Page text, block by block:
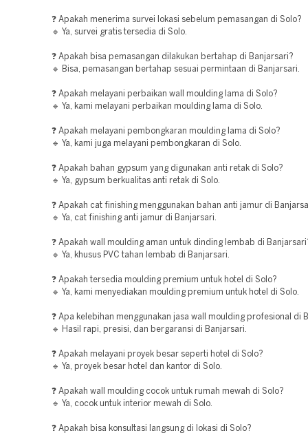
❓ Apakah menerima survei lokasi sebelum pemasangan di Solo?
🔹 Ya, survei gratis tersedia di Solo.
❓ Apakah bisa pemasangan dilakukan bertahap di Banjarsari?
🔹 Bisa, pemasangan bertahap sesuai permintaan di Banjarsari.
❓ Apakah melayani perbaikan wall moulding lama di Solo?
🔹 Ya, kami melayani perbaikan moulding lama di Solo.
❓ Apakah melayani pembongkaran moulding lama di Solo?
🔹 Ya, kami juga melayani pembongkaran di Solo.
❓ Apakah bahan gypsum yang digunakan anti retak di Solo?
🔹 Ya, gypsum berkualitas anti retak di Solo.
❓ Apakah cat finishing menggunakan bahan anti jamur di
🔹 Ya, cat finishing anti jamur di Banjarsari.
❓ Apakah wall moulding aman untuk dinding lembab di
🔹 Ya, khusus PVC tahan lembab di Banjarsari.
❓ Apakah tersedia moulding premium untuk hotel di Solo?
🔹 Ya, kami menyediakan moulding premium untuk hotel di Solo.
❓ Apa kelebihan menggunakan jasa wall moulding profesional di
🔹 Hasil rapi, presisi, dan bergaransi di Banjarsari.
❓ Apakah melayani proyek besar seperti hotel di Solo?
🔹 Ya, proyek besar hotel dan kantor di Solo.
❓ Apakah wall moulding cocok untuk rumah mewah di Solo?
🔹 Ya, cocok untuk interior mewah di Solo.
❓ Apakah bisa konsultasi langsung di lokasi di Solo?